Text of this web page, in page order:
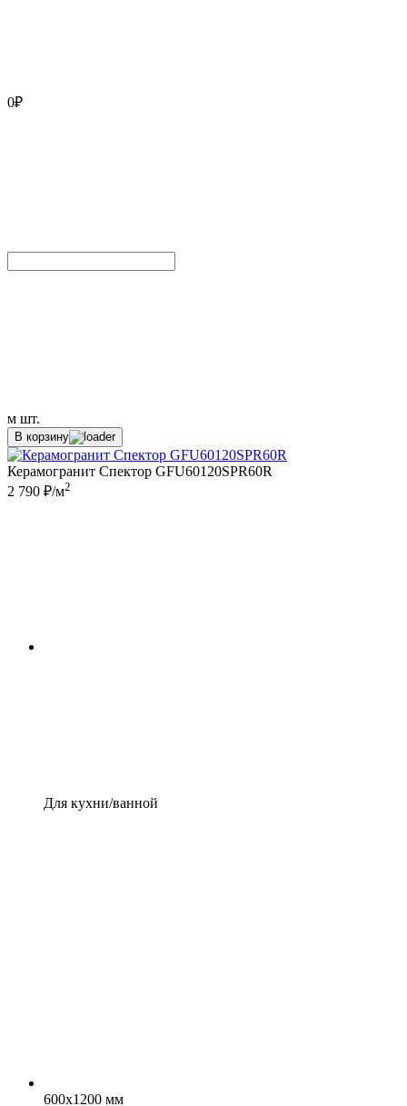
0₽
м шт.
В корзину
Керамогранит Спектор GFU60120SPR60R
2 790 ₽/м2
Для кухни/ванной
600x1200 мм